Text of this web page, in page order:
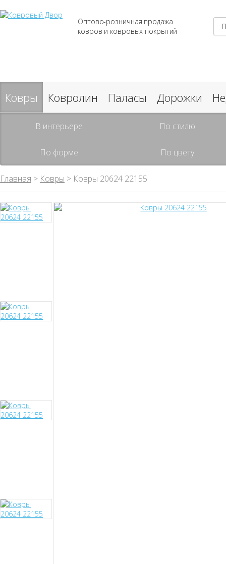
Оптово-розничная продажа
ковров и ковровых покрытий
Ковры Ковролин Паласы Дорожки
В интерьере По стилю
По форме По цвету
Главная > Ковры > Ковры 20624 22155